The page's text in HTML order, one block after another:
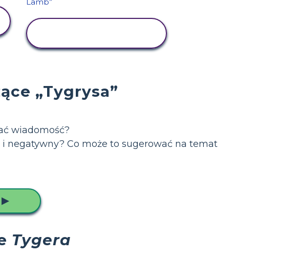
„Tygrysa”
wiadomość?
negatywny? Co może to sugerować na temat
▶
Tygera